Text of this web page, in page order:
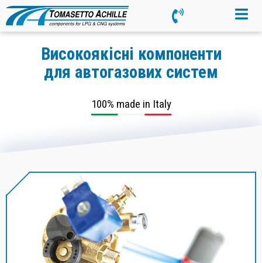
Високоякісні компоненти
для автогазових систем
100% made in Italy